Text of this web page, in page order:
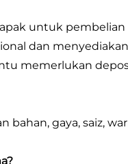
untuk
dan
memerlukan
bahan, gaya, saiz,